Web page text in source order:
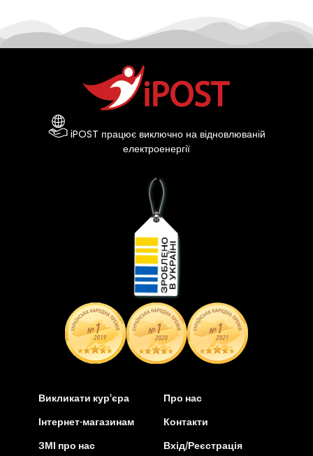
iPOST працює виключно на відновлюваній
електроенергії
Викликати кур’єра
Інтернет-магазинам
ЗМІ про нас
Про нас
Контакти
Вхід/Реєстрація